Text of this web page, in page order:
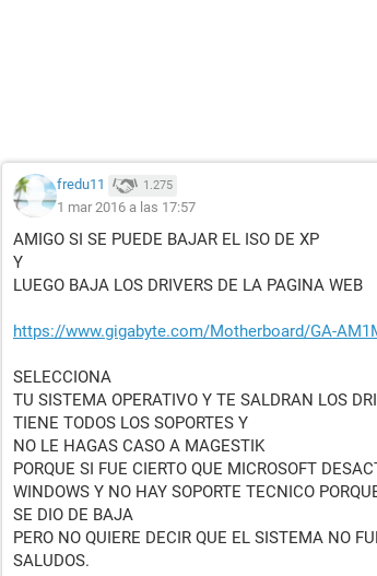
fredu11 1.275
1 mar 2016 a las 17:57
AMIGO SI SE PUEDE BAJAR EL ISO DE XP
Y
LUEGO BAJA LOS DRIVERS DE LA PAGINA WEB
https://www.gigabyte.com/Motherboard/GA-
SELECCIONA
TU SISTEMA OPERATIVO Y TE SALDRAN LOS
TIENE TODOS LOS SOPORTES Y
NO LE HAGAS CASO A MAGESTIK
PORQUE SI FUE CIERTO QUE MICROSOFT
WINDOWS Y NO HAY SOPORTE TECNICO
SE DIO DE BAJA
PERO NO QUIERE DECIR QUE EL SISTEMA NO
SALUDOS.